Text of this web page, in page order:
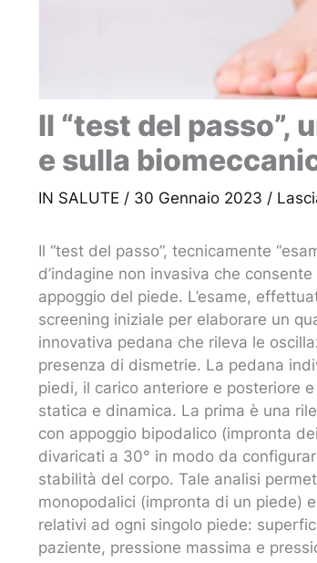
Il “test del passo”,
e sulla
IN SALUTE / 30 Gennaio 2023 /
Il “test del passo”, tecnicamente
d’indagine non invasiva che
appoggio del piede. L’esame,
screening iniziale per elaborare un
innovativa pedana che rileva le
presenza di dismetrie. La pedana
piedi, il carico anteriore e posteriore
statica e dinamica. La prima è una
con appoggio bipodalico (impronta
divaricati a 30° in modo da
stabilità del corpo. Tale analisi
monopodalici (impronta di un piede)
relativi ad ogni singolo piede:
paziente, pressione massima e